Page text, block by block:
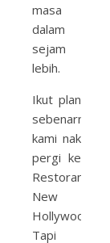
masa
dalam
sejam
lebih.
Ikut plan
sebenarnya
kami nak
pergi ke
Restoran
New
Hollywood.
Tapi